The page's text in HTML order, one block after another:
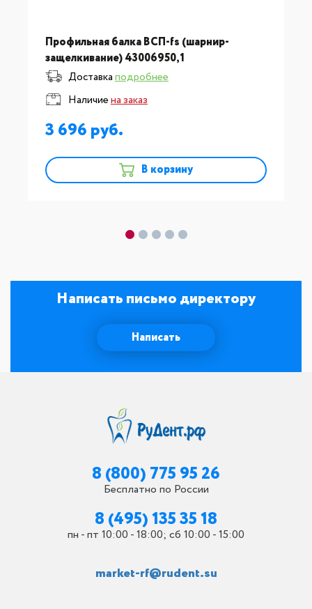
Профильная балка ВСП-fs (шарнир-
защелкивание) 43006950,1
Доставкаподробнее
Наличиена заказ
3 696
В корзину
Написать письмо директору
Написать
8 (800) 775 95 26
Бесплатно по России
8 (495) 135 35 18
пн - пт 10:00 - 18:00; сб 10:00 - 15:00
market-rf@rudent.su